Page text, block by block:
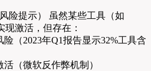
险提示） 虽然某些工具（如
现激活，但存在：
（2023年Q1报告显示32%工具含
（微软反作弊机制）